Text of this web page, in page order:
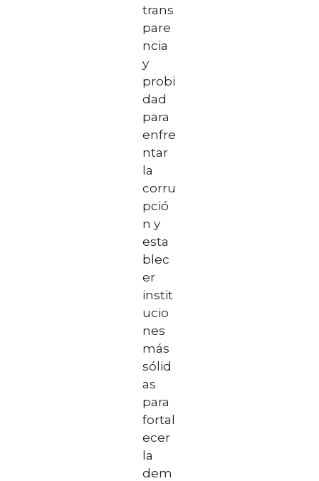
trans
pare
ncia
y
probi
dad
para
enfre
ntar
la
corru
pció
n y
esta
blec
er
instit
ucio
nes
más
sólid
as
para
fortal
ecer
la
dem